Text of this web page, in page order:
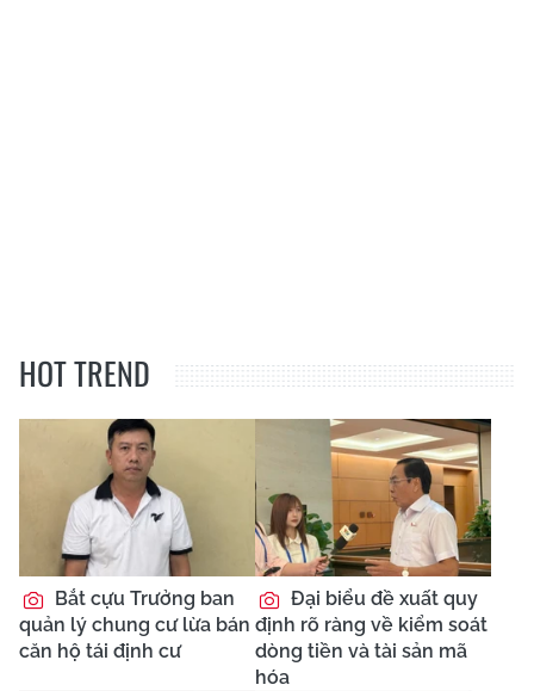
HOT TREND
Bắt cựu Trưởng ban
quản lý chung cư lừa bán
căn hộ tái định cư
Đại biểu đề xuất quy
định rõ ràng về kiểm soát
dòng tiền và tài sản mã
hóa